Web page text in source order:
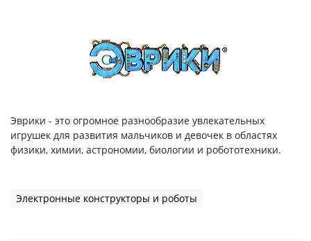
устройства
Пластиковые модели
Архитектурные макеты
Модели из бумаги
Эврики - это огромное разнообразие увлекательных
игрушек для развития мальчиков и девочек в областях
физики, химии, астрономии, биологии и робототехники.
Электронные конструкторы и роботы